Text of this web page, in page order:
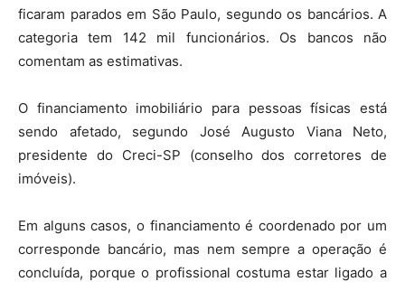
ficaram parados em São Paulo, segundo os bancários. A
categoria tem 142 mil funcionários. Os bancos não
comentam as estimativas.
O financiamento imobiliário para pessoas físicas está
sendo afetado, segundo José Augusto Viana Neto,
presidente do Creci-SP (conselho dos corretores de
imóveis).
Em alguns casos, o financiamento é coordenado por um
corresponde bancário, mas nem sempre a operação é
concluída, porque o profissional costuma estar ligado a